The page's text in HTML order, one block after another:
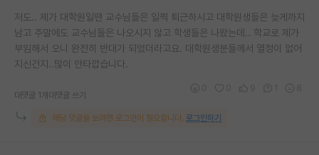
저도.. 제가 대학원일땐 교수님들은 일찍 퇴근하시고 대학원생들은 늦게까지
남고 주말에도 교수님들은 나오시지 않고 학생들은 나왔는데.. 학교로 제가
부임해서 오니 완전히 반대가 되었더라고요. 대학원생분들께서 열정이 없어
지신건지..많이 안타깝습니다.
대댓글 1개 대댓글 쓰기
해당 댓글을 보려면 로그인이 필요합니다. 로그인하기